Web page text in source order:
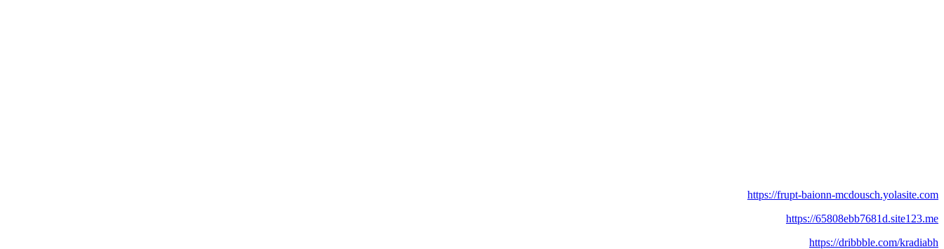
https://frupt-baionn-mcdousch.yolasite.com
https://65808ebb7681d.site123.me
https://dribbble.com/kradiabh